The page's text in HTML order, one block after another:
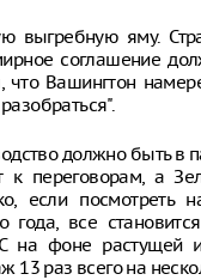
выгребную яму.
соглашение
Вашингтон
должно быть
переговорам, а
если посмотреть
все
на фоне растущей
13 раз всего на